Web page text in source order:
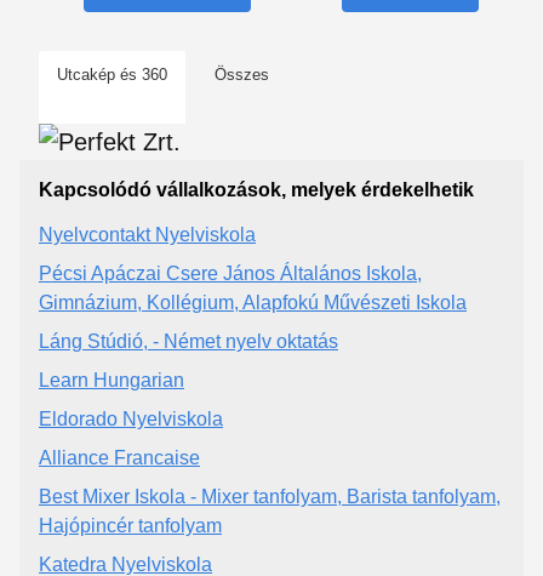
Utcakép és 360 Összes
Kapcsolódó vállalkozások, melyek érdekelhetik
Nyelvcontakt Nyelviskola
Pécsi Apáczai Csere János Általános Iskola,
Gimnázium, Kollégium, Alapfokú Művészeti Iskola
Láng Stúdió, - Német nyelv oktatás
Learn Hungarian
Eldorado Nyelviskola
Alliance Francaise
Best Mixer Iskola - Mixer tanfolyam, Barista tanfolyam,
Hajópincér tanfolyam
Katedra Nyelviskola